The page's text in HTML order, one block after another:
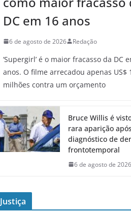
DC em 16 anos
6 de agosto de 2026 Redação
‘Supergirl’ é o maior fracasso da DC
anos. O filme arrecadou apenas US$
milhões contra um orçamento
Bruce Willis é
rara aparição após
diagnóstico de
frontotemporal
6 de agosto de 2026
Justiça